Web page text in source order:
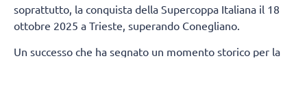
soprattutto, la conquista della Supercoppa Italiana il 18
ottobre 2025 a Trieste, superando Conegliano.
Un successo che ha segnato un momento storico per la